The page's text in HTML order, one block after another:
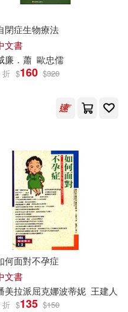
野うみ(20)
編委會
耕(19)
安
閉症生物療法
文書
廉 ．蕭 歐忠儒
折 $160 $320
何面對不孕症
文書
美拉派屈克娜波蒂妮 王建人
折 $135 $150